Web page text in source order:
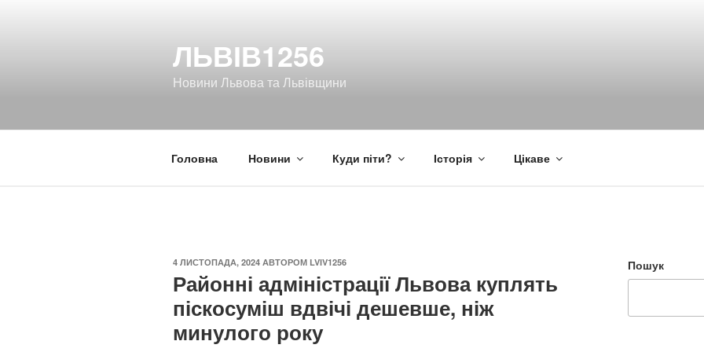
ЛЬВІВ1256
Новини Львова та Львівщини
Головна Новини Куди піти? Історія Цікаве
ОПУБЛІКОВАНО
4 ЛИСТОПАДА, 2024 АВТОРОМ LVIV1256
Районні адміністрації Львова куплять
піскосуміш вдвічі дешевше, ніж
минулого року
Пошук